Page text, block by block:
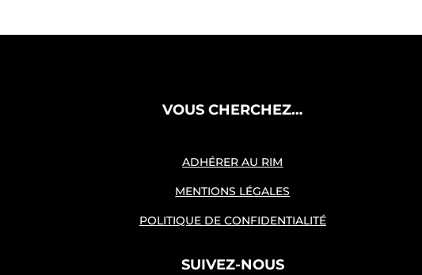
VOUS CHERCHEZ…
ADHÉRER AU RIM
MENTIONS LÉGALES
POLITIQUE DE CONFIDENTIALITÉ
SUIVEZ-NOUS